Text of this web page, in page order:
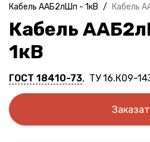
Кабель ААБ2лШп - 1кВ / Кабель
Кабель
1кВ
ГОСТ 18410-73, ТУ 16.К09-